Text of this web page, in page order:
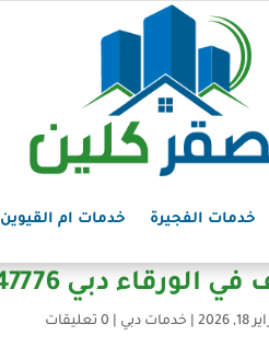
خدمات الفجيرة خدمات ام القيوين
دبي 0543147776
2026 خدمات دبي 0 تعليقات